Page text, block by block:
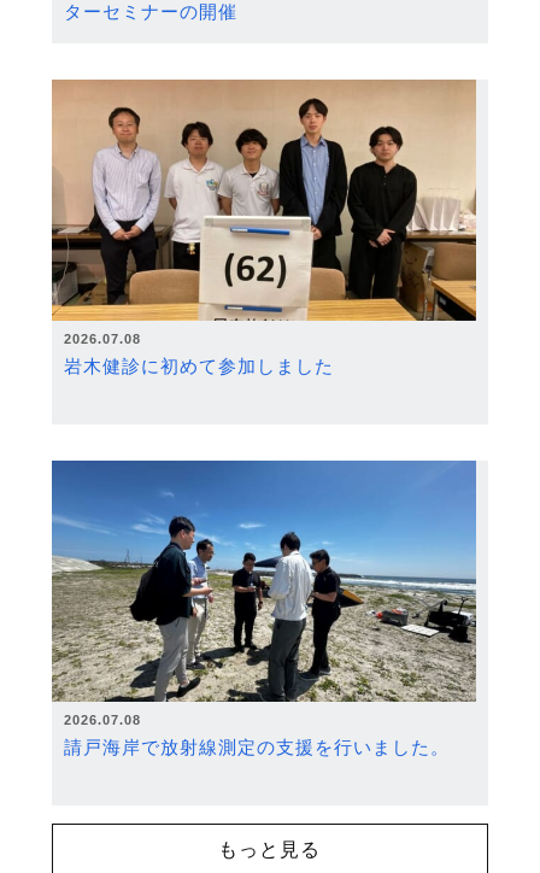
ターセミナーの開催
2026.07.08
岩木健診に初めて参加しました
2026.07.08
請戸海岸で放射線測定の支援を行いました。
もっと見る